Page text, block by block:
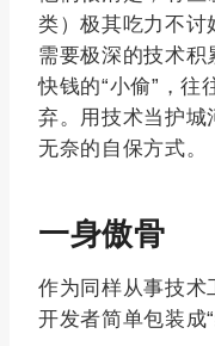
类）极其吃力不讨
需要极深的技术
快钱的“小偷”，往
弃。用技术当护城
无奈的自保方式。
一身傲骨
作为同样从事技术
开发者简单包装成